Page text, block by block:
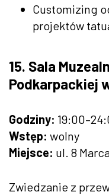
Customizing
projektów
15. Sala
Podkarpackiej
Godziny:
Wstęp: wolny
Miejsce: ul. 8
Zwiedzanie z